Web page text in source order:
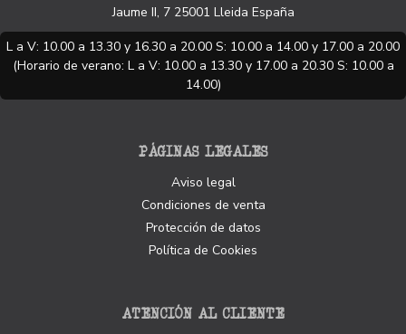
Jaume II, 7 25001 Lleida España
L a V: 10.00 a 13.30 y 16.30 a 20.00 S: 10.00 a 14.00 y 17.00 a 20.00
(Horario de verano: L a V: 10.00 a 13.30 y 17.00 a 20.30 S: 10.00 a
14.00)
PÁGINAS LEGALES
Aviso legal
Condiciones de venta
Protección de datos
Política de Cookies
ATENCIÓN AL CLIENTE